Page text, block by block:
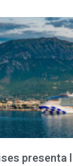
presenta